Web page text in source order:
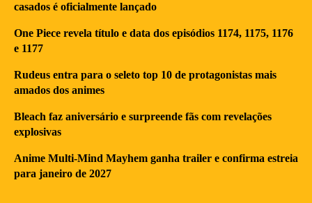
casados é oficialmente lançado
One Piece revela título e data dos episódios 1174, 1175, 1176
e 1177
Rudeus entra para o seleto top 10 de protagonistas mais
amados dos animes
Bleach faz aniversário e surpreende fãs com revelações
explosivas
Anime Multi-Mind Mayhem ganha trailer e confirma estreia
para janeiro de 2027